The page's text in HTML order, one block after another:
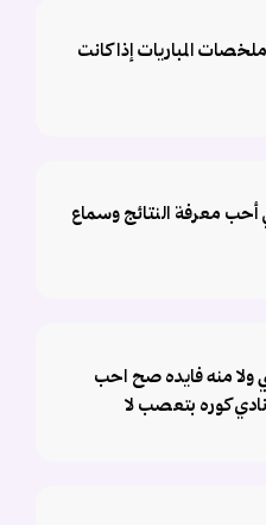
ملخصات المباريات إذا كانت
أحب معرفة النتائج وسماع
ولا منه فايده صح احب
كوره بتعصب لا